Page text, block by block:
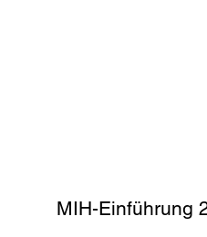
MIH-Einführung